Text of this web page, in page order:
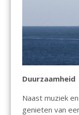
Duurzaamheid
Naast muziek
genieten van